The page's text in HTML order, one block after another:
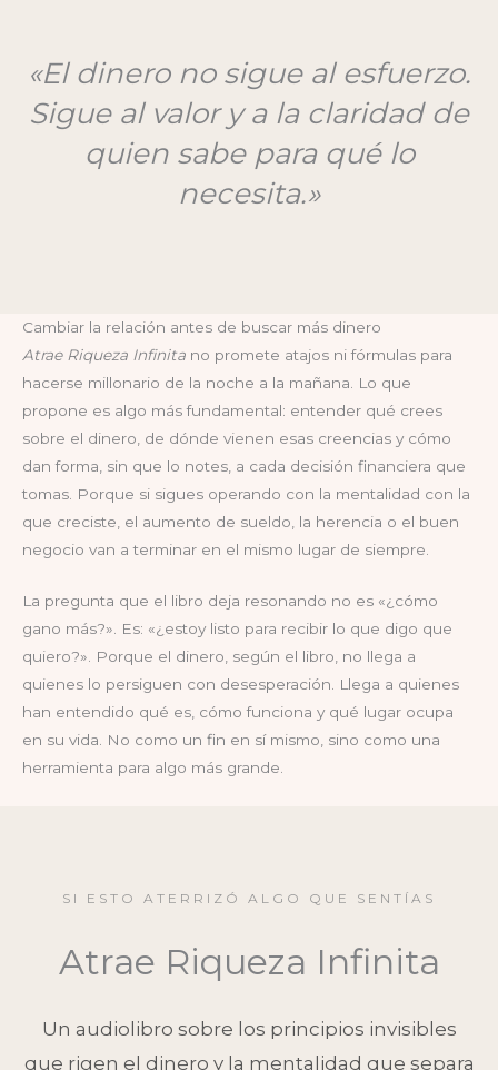
«El dinero no sigue al esfuerzo.
Sigue al valor y a la claridad de
quien sabe para qué lo
necesita.»
Cambiar la relación antes de buscar más dinero
Atrae Riqueza Infinita no promete atajos ni fórmulas para
hacerse millonario de la noche a la mañana. Lo que
propone es algo más fundamental: entender qué crees
sobre el dinero, de dónde vienen esas creencias y cómo
dan forma, sin que lo notes, a cada decisión financiera que
tomas. Porque si sigues operando con la mentalidad con la
que creciste, el aumento de sueldo, la herencia o el buen
negocio van a terminar en el mismo lugar de siempre.
La pregunta que el libro deja resonando no es «¿cómo
gano más?». Es: «¿estoy listo para recibir lo que digo que
quiero?». Porque el dinero, según el libro, no llega a
quienes lo persiguen con desesperación. Llega a quienes
han entendido qué es, cómo funciona y qué lugar ocupa
en su vida. No como un fin en sí mismo, sino como una
herramienta para algo más grande.
SI ESTO ATERRIZÓ ALGO QUE SENTÍAS
Atrae Riqueza Infinita
Un audiolibro sobre los principios invisibles
que rigen el dinero y la mentalidad que separa